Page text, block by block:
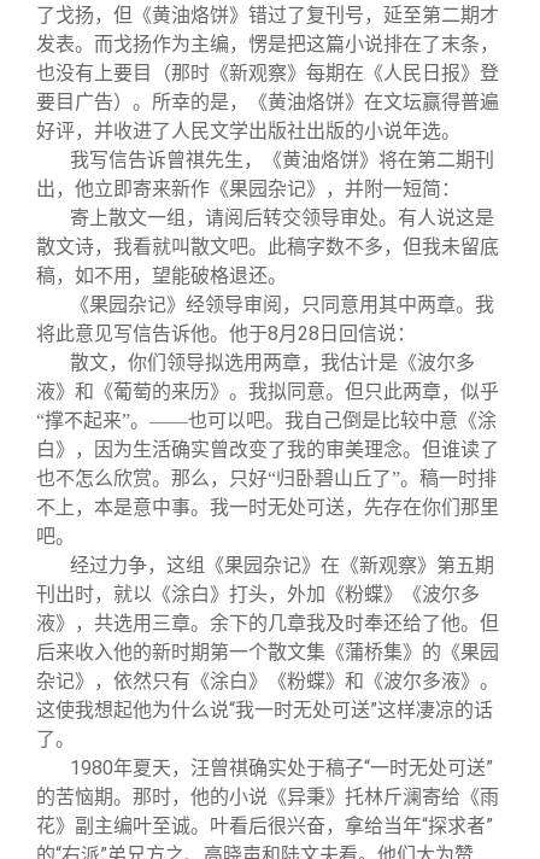
了戈扬，但《黄油烙饼》错过了复刊号，延至第二期才
发表。而戈扬作为主编，愣是把这篇小说排在了末条，
也没有上要目（那时《新观察》每期在《人民日报》登
要目广告）。所幸的是，《黄油烙饼》在文坛赢得普遍
好评，并收进了人民文学出版社出版的小说年选。
我写信告诉曾祺先生，《黄油烙饼》将在第二期刊
出，他立即寄来新作《果园杂记》，并附一短简：
寄上散文一组，请阅后转交领导审处。有人说这是
散文诗，我看就叫散文吧。此稿字数不多，但我未留底
稿，如不用，望能破格退还。
《果园杂记》经领导审阅，只同意用其中两章。我
将此意见写信告诉他。他于8月28日回信说：
散文，你们领导拟选用两章，我估计是《波尔多
液》和《葡萄的来历》。我拟同意。但只此两章，似乎
“撑不起来”。——也可以吧。我自己倒是比较中意《涂
白》，因为生活确实曾改变了我的审美理念。但谁读了
也不怎么欣赏。那么，只好“归卧碧山丘了”。稿一时排
不上，本是意中事。我一时无处可送，先存在你们那里
吧。
经过力争，这组《果园杂记》在《新观察》第五期
刊出时，就以《涂白》打头，外加《粉蝶》《波尔多
液》，共选用三章。余下的几章我及时奉还给了他。但
后来收入他的新时期第一个散文集《蒲桥集》的《果园
杂记》，依然只有《涂白》《粉蝶》和《波尔多液》。
这使我想起他为什么说“我一时无处可送”这样凄凉的话
了。
1980年夏天，汪曾祺确实处于稿子“一时无处可送”
的苦恼期。那时，他的小说《异秉》托林斤澜寄给《雨
花》副主编叶至诚。叶看后很兴奋，拿给当年“探求者”